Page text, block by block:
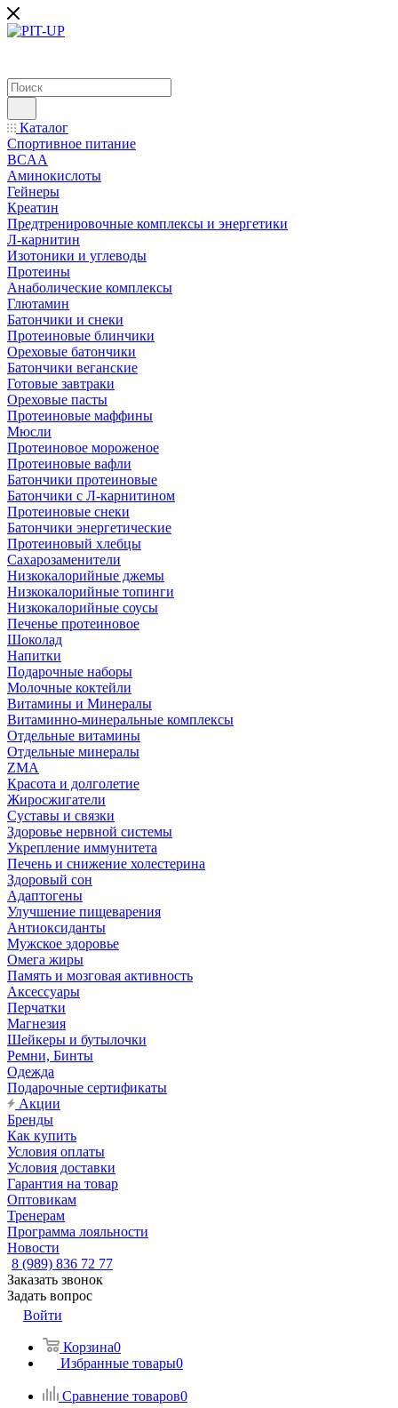
Каталог
Спортивное питание
BCAA
Аминокислоты
Гейнеры
Креатин
Предтренировочные комплексы и энергетики
Л-карнитин
Изотоники и углеводы
Протеины
Анаболические комплексы
Глютамин
Батончики и снеки
Протеиновые блинчики
Ореховые батончики
Батончики веганские
Готовые завтраки
Ореховые пасты
Протеиновые маффины
Мюсли
Протеиновое мороженое
Протеиновые вафли
Батончики протеиновые
Батончики с Л-карнитином
Протеиновые снеки
Батончики энергетические
Протеиновый хлебцы
Сахарозаменители
Низкокалорийные джемы
Низкокалорийные топинги
Низкокалорийные соусы
Печенье протеиновое
Шоколад
Напитки
Подарочные наборы
Молочные коктейли
Витамины и Минералы
Витаминно-минеральные комплексы
Отдельные витамины
Отдельные минералы
ZMA
Красота и долголетие
Жиросжигатели
Суставы и связки
Здоровье нервной системы
Укрепление иммунитета
Печень и снижение холестерина
Здоровый сон
Адаптогены
Улучшение пищеварения
Антиоксиданты
Мужское здоровье
Омега жиры
Память и мозговая активность
Аксессуары
Перчатки
Магнезия
Шейкеры и бутылочки
Ремни, Бинты
Одежда
Подарочные сертификаты
Акции
Бренды
Как купить
Условия оплаты
Условия доставки
Гарантия на товар
Оптовикам
Тренерам
Программа лояльности
Новости
8 (989) 836 72 77
Заказать звонок
Задать вопрос
Войти
Корзина0
Избранные товары0
Сравнение товаров0